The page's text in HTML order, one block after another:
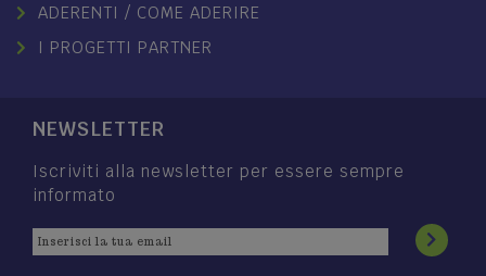
ADERENTI / COME ADERIRE
I PROGETTI PARTNER
NEWSLETTER
Iscriviti alla newsletter per essere sempre
informato